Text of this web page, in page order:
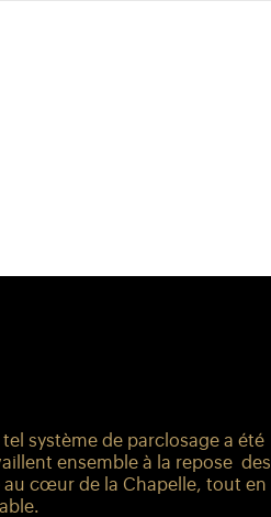
système de parclosage a été
ensemble à la repose des
au cœur de la Chapelle, tout en